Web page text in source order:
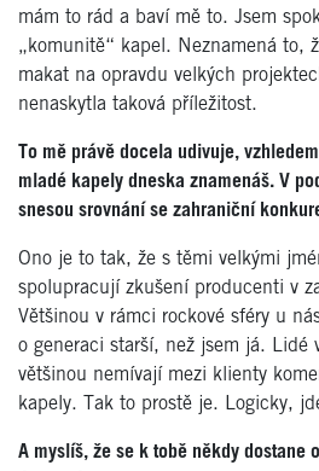
mám to rád a baví mě to. Jsem
„komunitě“ kapel. Neznamená to,
makat na opravdu velkých
nenaskytla taková příležitost.
To mě právě docela udivuje,
mladé kapely dneska znamenáš. V
snesou srovnání se zahraniční
Ono je to tak, že s těmi velkými
spolupracují zkušení producenti v
Většinou v rámci rockové sféry u
o generaci starší, než jsem já. Lidé
většinou nemívají mezi klienty
kapely. Tak to prostě je. Logicky,
A myslíš, že se k tobě někdy dostane